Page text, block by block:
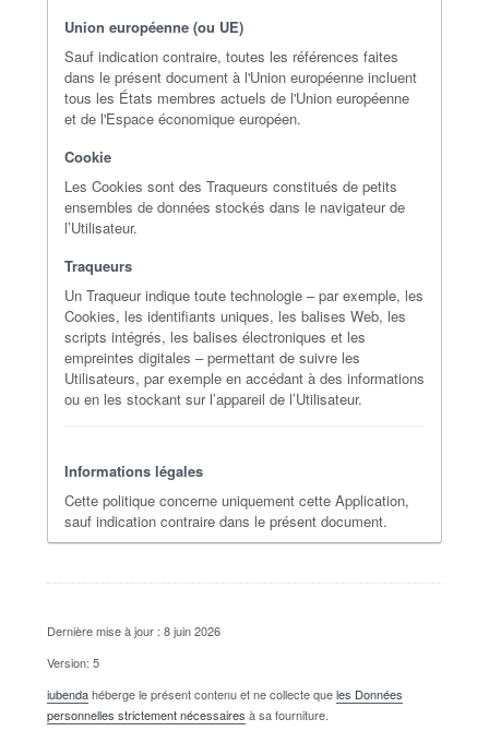
Union européenne (ou UE)
Sauf indication contraire, toutes les références faites
dans le présent document à l'Union européenne incluent
tous les États membres actuels de l'Union européenne
et de l'Espace économique européen.
Cookie
Les Cookies sont des Traqueurs constitués de petits
ensembles de données stockés dans le navigateur de
l’Utilisateur.
Traqueurs
Un Traqueur indique toute technologie – par exemple, les
Cookies, les identifiants uniques, les balises Web, les
scripts intégrés, les balises électroniques et les
empreintes digitales – permettant de suivre les
Utilisateurs, par exemple en accédant à des informations
ou en les stockant sur l’appareil de l’Utilisateur.
Informations légales
Cette politique concerne uniquement cette Application,
sauf indication contraire dans le présent document.
Dernière mise à jour : 8 juin 2026
Version: 5
iubendahéberge le présent contenu et ne collecte queles Données
personnelles strictement nécessaires à sa fourniture.